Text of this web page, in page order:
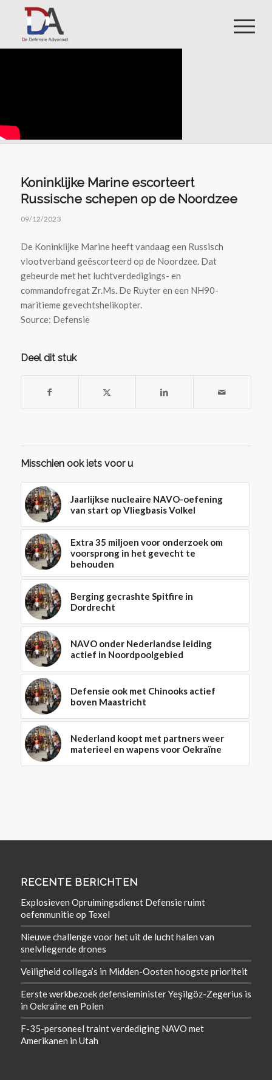
Koninklijke Marine escorteert
Russische schepen op de Noordzee
09/12/2023
De Koninklijke Marine heeft vandaag een Russisch
vlootverband geëscorteerd op de Noordzee. Dat
gebeurde met het luchtverdedigings- en
commandofregat Zr.Ms. De Ruyter en een NH90-
maritieme gevechtshelikopter.
Source: Defensie
Deel dit stuk
Misschien ook iets voor u
Jaarlijkse nucleaire NAVO-oefening
van start op Vliegbasis Volkel
Extra 35 miljoen voor onderzoek om
voorsprong in het gevecht te
behouden
Berging gecrashte Spitfire in
Dordrecht
NAVO onder Nederlandse leiding
actief in Noordpoolgebied
Defensie ook met Chinooks actief
boven Maastricht
Nederland koopt met partners weer
materieel en wapens voor Oekraïne
RECENTE BERICHTEN
Explosieven Opruimingsdienst Defensie ruimt
oefenmunitie op Texel
Nieuwe challenge voor het uit de lucht halen van
snelvliegende drones
Veiligheid collega’s in Midden-Oosten hoogste prioriteit
Eerste werkbezoek defensieminister Yeşilgöz-Zegerius is
in Oekraïne en Polen
F-35-personeel traint verdediging NAVO met
Amerikanen in Utah